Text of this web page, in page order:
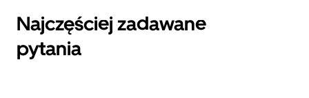
Najczęściej zadawane
pytania